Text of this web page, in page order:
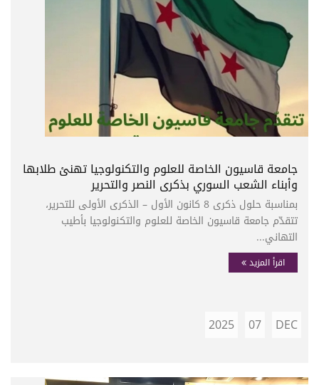
جامعة قاسيون الخاصة للعلوم والتكنولوجيا تهنئ طلابها
وأبناء الشعب السوري بذكرى النصر والتحرير
بمناسبة حلول ذكرى 8 كانون الأول – الذكرى الأولى للتحرير،
تتقدّم جامعة قاسيون الخاصة للعلوم والتكنولوجيا بأطيب
التهاني...
اقرأ المزيد
DEC
07
2025